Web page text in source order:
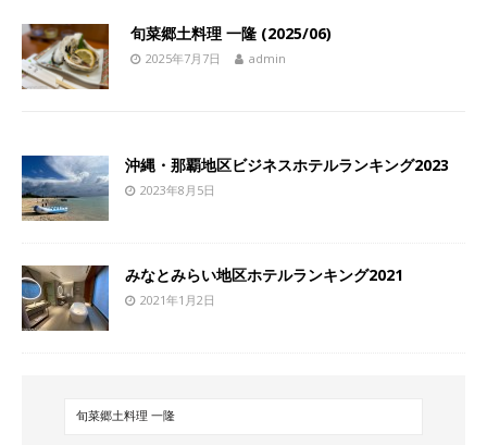
旬菜郷土料理 一隆 (2025/06)
2025年7月7日 admin
沖縄・那覇地区ビジネスホテルランキング2023
2023年8月5日
みなとみらい地区ホテルランキング2021
2021年1月2日